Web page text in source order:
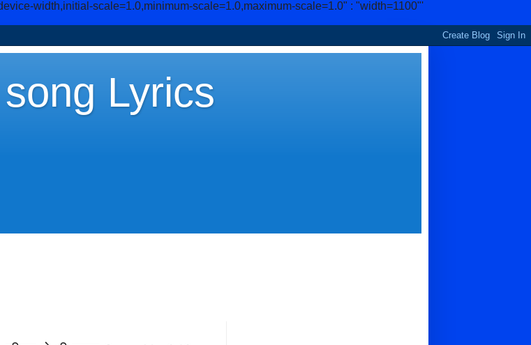
width,initial-scale=1.0,minimum-scale=1.0,maximum-scale=1.0" : "width=1100"'
Lyrics